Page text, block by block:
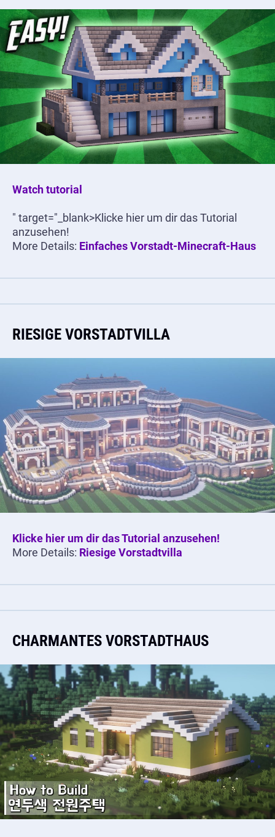
Watch tutorial
" target="_blank>Klicke hier um dir das Tutorial
anzusehen!
More Details: Einfaches Vorstadt-Minecraft-Haus
RIESIGE VORSTADTVILLA
Klicke hier um dir das Tutorial anzusehen!
More Details: Riesige Vorstadtvilla
CHARMANTES VORSTADTHAUS